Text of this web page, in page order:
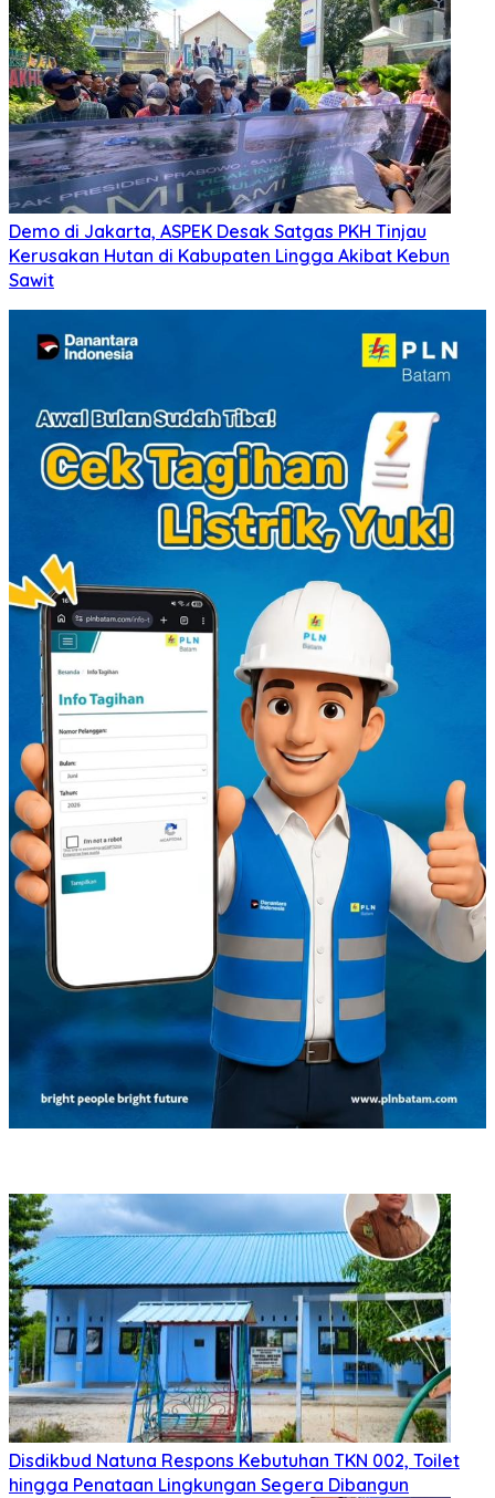
Demo di Jakarta, ASPEK Desak Satgas PKH Tinjau
Kerusakan Hutan di Kabupaten Lingga Akibat Kebun
Sawit
Disdikbud Natuna Respons Kebutuhan TKN 002, Toilet
hingga Penataan Lingkungan Segera Dibangun